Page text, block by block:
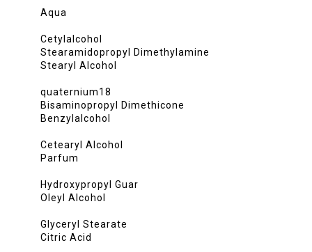
Aqua
Cetylalcohol
Stearamidopropyl Dimethylamine
Stearyl Alcohol
quaternium18
Bisaminopropyl Dimethicone
Benzylalcohol
Cetearyl Alcohol
Parfum
Hydroxypropyl Guar
Oleyl Alcohol
Glyceryl Stearate
Citric Acid